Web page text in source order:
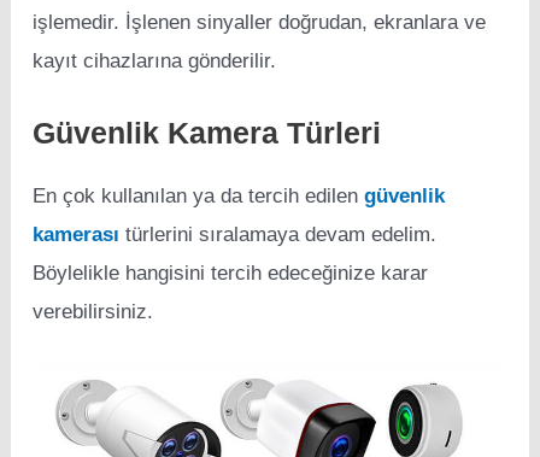
işlemedir. İşlenen sinyaller doğrudan, ekranlara ve
kayıt cihazlarına gönderilir.
Güvenlik Kamera Türleri
En çok kullanılan ya da tercih edilen güvenlik
kamerası türlerini sıralamaya devam edelim.
Böylelikle hangisini tercih edeceğinize karar
verebilirsiniz.